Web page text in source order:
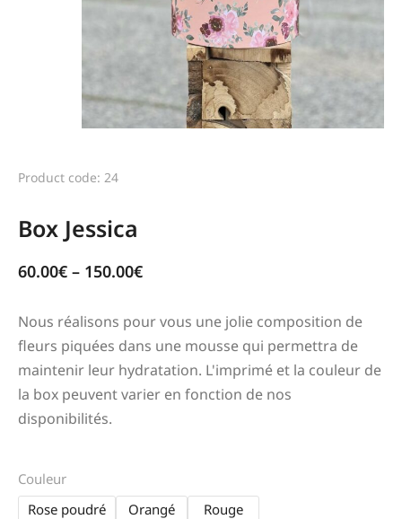
Product code: 24
Box Jessica
60.00€ – 150.00€
Nous réalisons pour vous une jolie composition de
fleurs piquées dans une mousse qui permettra de
maintenir leur hydratation. L'imprimé et la couleur de
la box peuvent varier en fonction de nos
disponibilités.
Couleur
Rose poudré
Orangé Rouge